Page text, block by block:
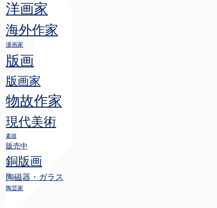
洋画家
海外作家
漫画家
版画
版画家
物故作家
現代美術
素描
販売中
銅版画
陶磁器・ガラス
陶芸家